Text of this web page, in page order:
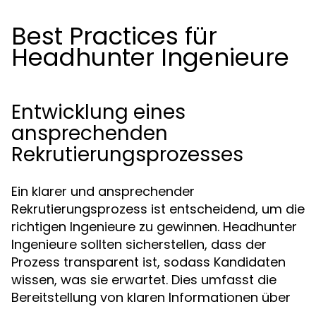
Best Practices für
Headhunter Ingenieure
Entwicklung eines
ansprechenden
Rekrutierungsprozesses
Ein klarer und ansprechender
Rekrutierungsprozess ist entscheidend, um die
richtigen Ingenieure zu gewinnen. Headhunter
Ingenieure sollten sicherstellen, dass der
Prozess transparent ist, sodass Kandidaten
wissen, was sie erwartet. Dies umfasst die
Bereitstellung von klaren Informationen über